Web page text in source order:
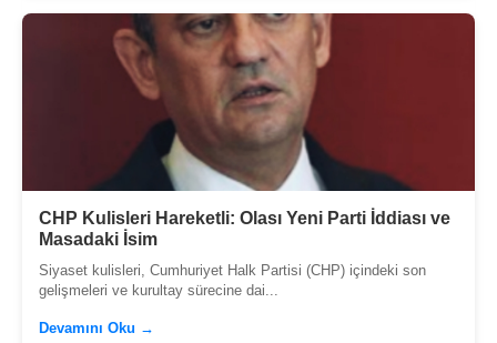
CHP Kulisleri Hareketli: Olası Yeni Parti İddiası ve
Masadaki İsim
Siyaset kulisleri, Cumhuriyet Halk Partisi (CHP) içindeki son
gelişmeleri ve kurultay sürecine dai...
Devamını Oku →